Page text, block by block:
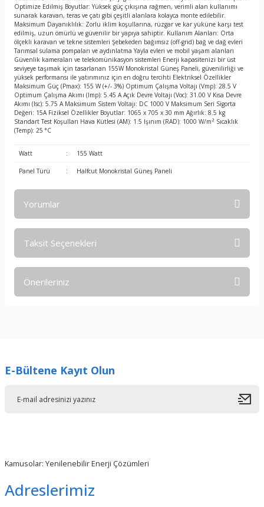
Optimize Edilmiş Boyutlar: Yüksek güç çıkışına rağmen, verimli alan kullanımı
sunarak karavan, teras ve çatı gibi çeşitli alanlara kolayca monte edilebilir.
Maksimum Dayanıklılık: Zorlu iklim koşullarına, rüzgar ve kar yüküne karşı test
edilmiş, uzun ömürlü ve güvenilir bir yapıya sahiptir. Kullanım Alanları: Orta
ölçekli karavan ve tekne sistemleri Şebekeden bağımsız (off-grid) bağ ve dağ evleri
Tarımsal sulama pompaları ve aydınlatma Yayla evleri ve mobil yaşam alanları
Güvenlik kameraları ve telekomünikasyon sistemleri Enerji kapasitenizi bir üst
seviyeye taşımak için tasarlanan 155W Monokristal Güneş Paneli, güvenilirliği ve
yüksek performansı ile yatırımınız için en doğru tercihti Elektriksel Özellikler
Maksimum Güç (Pmax): 155 W (+/- 3%) Optimum Çalışma Voltajı (Vmp): 28.5 V
Optimum Çalışma Akımı (Imp): 5.45 A Açık Devre Voltajı (Voc): 31.00 V Kısa Devre
Akımı (Isc): 5.75 A Maksimum Sistem Voltajı: DC 1000 V Maksimum Seri Sigorta
Değeri: 15A Fiziksel Özellikler Boyutlar: 1065 x 705 x 30 mm Ağırlık: 8.5 kg
Standart Test Koşulları Hava Kütlesi (AM): 1.5 Işınım (RAD): 1000 W/m² Sıcaklık
(Temp): 25 °C
Watt : 155 Watt
Panel Türü : Halfcut Monokristal Güneş Paneli
Yorumlar
Taksit Seçenekleri
Önerileriniz
Ürün resmi kalitesiz, bozuk veya görüntülenemiyor.
E-Bültene Kayıt Olun
Kamusolar: Yenilenebilir Enerji Çözümleri
Adreslerimiz